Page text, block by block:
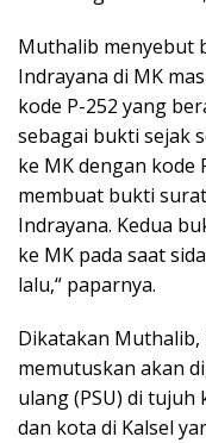
Muthalib menyebut
Indrayana di MK
kode P-252 yang
sebagai bukti sejak
ke MK dengan kode
membuat bukti
Indrayana. Kedua
ke MK pada saat
lalu,“ paparnya.
Dikatakan Muthalib,
memutuskan akan
ulang (PSU) di
dan kota di Kalsel